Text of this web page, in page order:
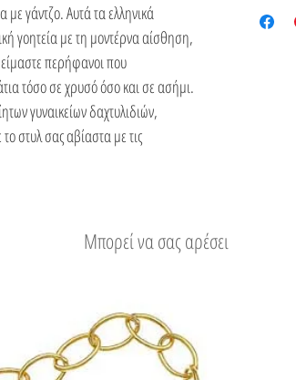
γάντζο. Αυτά τα ελληνικά
γοητεία με τη μοντέρνα αίσθηση,
περήφανοι που
τόσο σε χρυσό όσο και σε ασήμι.
γυναικείων δαχτυλιδιών,
στυλ σας αβίαστα με τις
Μπορεί να σας αρέσει